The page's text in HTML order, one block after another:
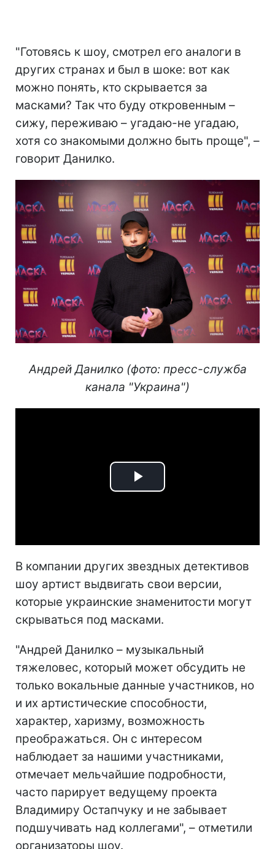
"Готовясь к шоу, смотрел его аналоги в
других странах и был в шоке: вот как
можно понять, кто скрывается за
масками? Так что буду откровенным –
сижу, переживаю – угадаю-не угадаю,
хотя со знакомыми должно быть проще", –
говорит Данилко.
Андрей Данилко (фото: пресс-служба
канала "Украина")
Play
В компании других звездных детективов
шоу артист выдвигать свои версии,
которые украинские знаменитости могут
скрываться под масками.
"Андрей Данилко – музыкальный
тяжеловес, который может обсудить не
только вокальные данные участников, но
и их артистические способности,
характер, харизму, возможность
преображаться. Он с интересом
наблюдает за нашими участниками,
отмечает мельчайшие подробности,
часто парирует ведущему проекта
Владимиру Остапчуку и не забывает
подшучивать над коллегами", – отметили
организаторы шоу.